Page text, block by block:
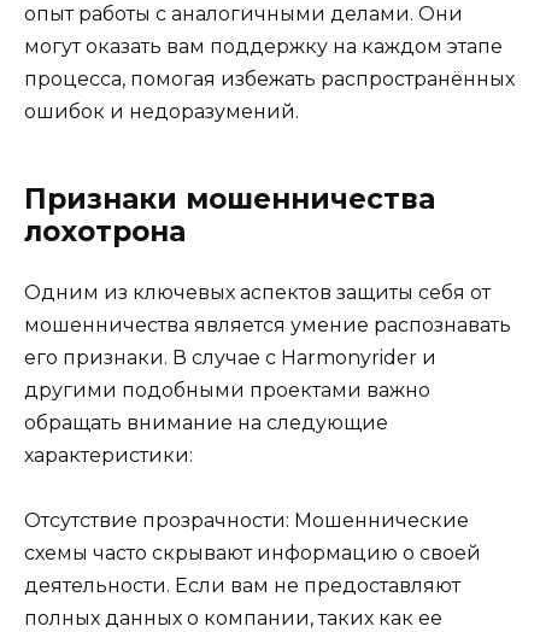
опыт работы с аналогичными делами. Они
могут оказать вам поддержку на каждом этапе
процесса, помогая избежать распространённых
ошибок и недоразумений.
Признаки мошенничества
лохотрона
Одним из ключевых аспектов защиты себя от
мошенничества является умение распознавать
его признаки. В случае с Harmonyrider и
другими подобными проектами важно
обращать внимание на следующие
характеристики:
Отсутствие прозрачности: Мошеннические
схемы часто скрывают информацию о своей
деятельности. Если вам не предоставляют
полных данных о компании, таких как ее